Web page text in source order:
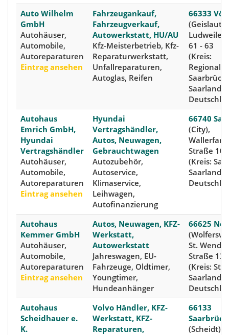
Auto Wilhelm
GmbH
Autohäuser,
Automobile,
Autoreparaturen
Eintrag ansehen
Fahrzeugankauf,
Fahrzeugverkauf,
Autowerkstatt, HU/AU
Kfz-Meisterbetrieb, Kfz-
Reparaturwerkstatt,
Unfallreparaturen,
Autoglas, Reifen
66333
61 - 63
(Kreis:
Saarland,
Autohaus
Emrich GmbH,
Hyundai
Vertragshändler
Autohäuser,
Automobile,
Autoreparaturen
Eintrag ansehen
Hyundai
Vertragshändler,
Autos, Neuwagen,
Gebrauchtwagen
Autozubehör,
Autoservice,
Klimaservice,
Leihwagen,
Autofinanzierung
66740
(City),
Straße 100
(Kreis:
Saarland,
Autohaus
Kemmer GmbH
Autohäuser,
Automobile,
Autoreparaturen
Eintrag ansehen
Autos, Neuwagen, KFZ-
Werkstatt,
Autowerkstatt
Jahreswagen, EU-
Fahrzeuge, Oldtimer,
Youngtimer,
Hundeanhänger
66625
St.
Straße 13a
(Kreis: St.
Saarland,
Autohaus
Scheidhauer e.
K.
Volvo Händler, KFZ-
Werkstatt, KFZ-
Reparaturen,
66133
(Scheidt),